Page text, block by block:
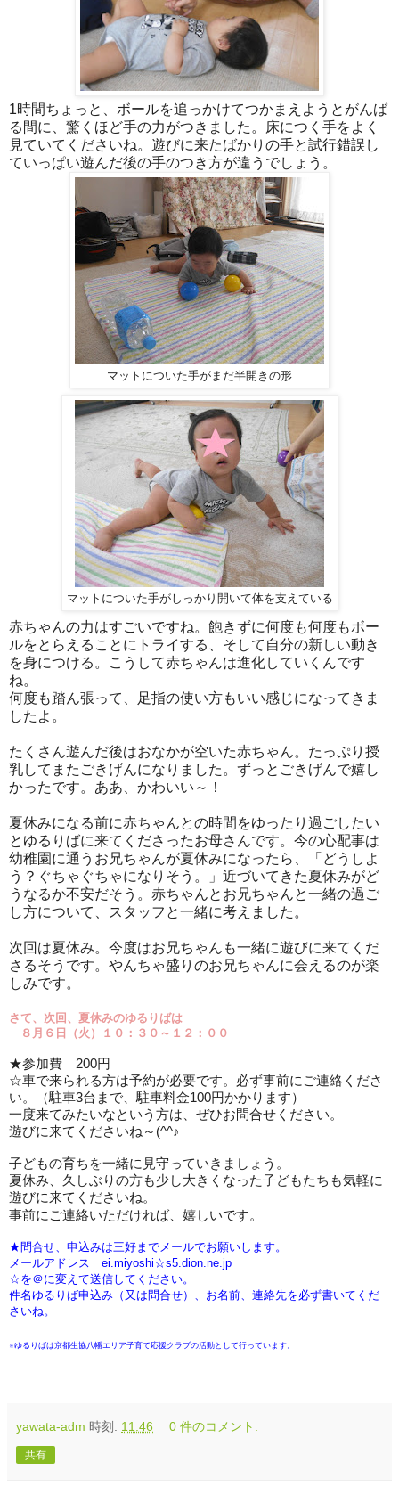
1時間ちょっと、ボールを追っかけてつかまえようとがんば
る間に、驚くほど手の力がつきました。床につく手をよく
見ていてくださいね。遊びに来たばかりの手と試行錯誤し
ていっぱい遊んだ後の手のつき方が違うでしょう。
マットについた手がまだ半開きの形
マットについた手がしっかり開いて体を支えている
赤ちゃんの力はすごいですね。飽きずに何度も何度もボー
ルをとらえることにトライする、そして自分の新しい動き
を身につける。こうして赤ちゃんは進化していくんです
ね。
何度も踏ん張って、足指の使い方もいい感じになってきま
したよ。
たくさん遊んだ後はおなかが空いた赤ちゃん。たっぷり授
乳してまたごきげんになりました。ずっとごきげんで嬉し
かったです。ああ、かわいい～！
夏休みになる前に赤ちゃんとの時間をゆったり過ごしたい
とゆるりばに来てくださったお母さんです。今の心配事は
幼稚園に通うお兄ちゃんが夏休みになったら、「どうしよ
う？ぐちゃぐちゃになりそう。」近づいてきた夏休みがど
うなるか不安だそう。赤ちゃんとお兄ちゃんと一緒の過ご
し方について、スタッフと一緒に考えました。
次回は夏休み。今度はお兄ちゃんも一緒に遊びに来てくだ
さるそうです。やんちゃ盛りのお兄ちゃんに会えるのが楽
しみです。
さて、次回、夏休みのゆるりばは
８ 月６日（火）１０：３０～１２：００
★参加費 200円
☆車で来られる方は予約が必要です。必ず事前にご連絡くださ
い。（駐車3台まで、駐車料金100円かかります）
一度来てみたいなという方は、ぜひお問合せください。
遊びに来てくださいね～ (^^♪
子どもの育ちを一緒に見守っていきましょう。
夏休み、久しぶりの方も少し大きくなった子どもたちも気軽に
遊びに来てくださいね。
事前にご連絡いただければ、嬉しいです。
★問合せ、申込みは三好までメールでお願いします。
メールアドレス ei.miyoshi☆s5.dion.ne.jp
☆を＠に変えて送信してください。
件名ゆるりば申込み（又は問合せ）、お名前、連絡先を必ず書いてくだ
さいね。
※ゆるりばは京都生協八幡エリア子育て応援クラブの活動として行っています。
yawata-adm 時刻: 11:46 0 件のコメント:
共有